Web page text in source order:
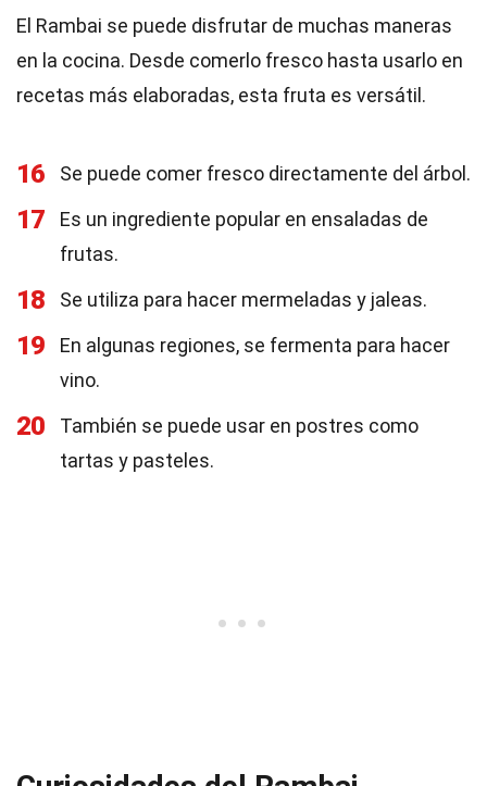
El Rambai se puede disfrutar de muchas maneras
en la cocina. Desde comerlo fresco hasta usarlo en
recetas más elaboradas, esta fruta es versátil.
16 Se puede comer fresco directamente del árbol.
17
Es un ingrediente popular en ensaladas de
frutas.
18 Se utiliza para hacer mermeladas y jaleas.
19
En algunas regiones, se fermenta para hacer
vino.
20
También se puede usar en postres como
tartas y pasteles.